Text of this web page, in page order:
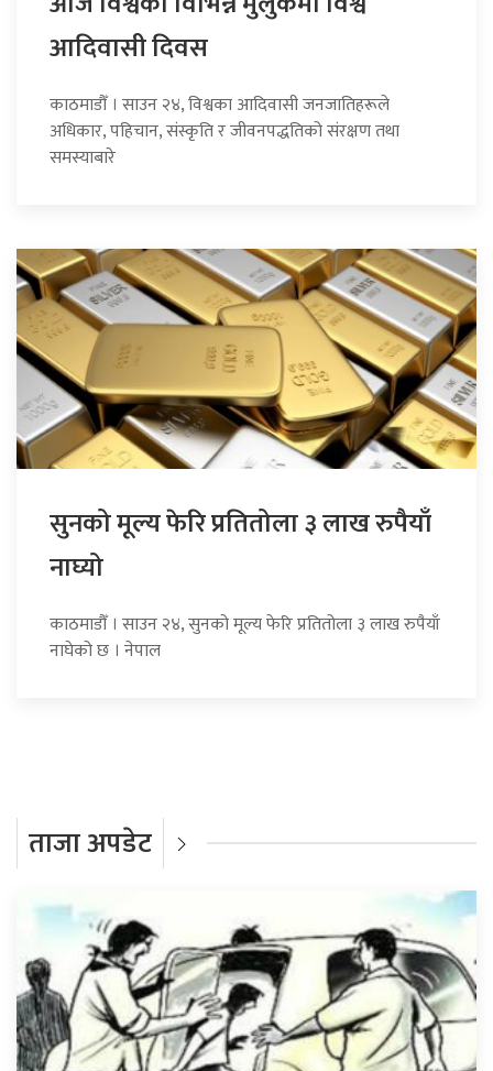
आदिवासी दिवस
काठमाडौँ । साउन २४, विश्वका आदिवासी जनजातिहरूले
अधिकार, पहिचान, संस्कृति र जीवनपद्धतिको संरक्षण तथा
समस्याबारे
सुनको मूल्य फेरि प्रतितोला ३ लाख रुपैयाँ
नाघ्यो
काठमाडौँ । साउन २४, सुनको मूल्य फेरि प्रतितोला ३ लाख रुपैयाँ
नाघेको छ । नेपाल
ताजा अपडेट